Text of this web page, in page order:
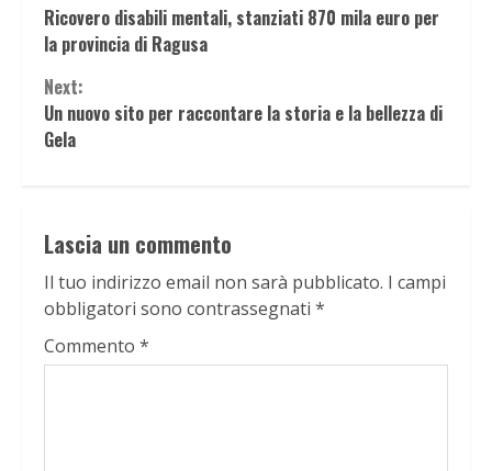
Reading
Ricovero disabili mentali, stanziati 870 mila euro per
la provincia di Ragusa
Next:
Un nuovo sito per raccontare la storia e la bellezza di
Gela
Lascia un commento
Il tuo indirizzo email non sarà pubblicato. I campi
obbligatori sono contrassegnati *
Commento *